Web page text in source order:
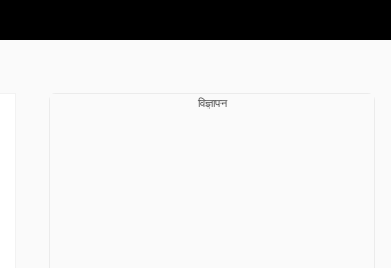
विज्ञापन